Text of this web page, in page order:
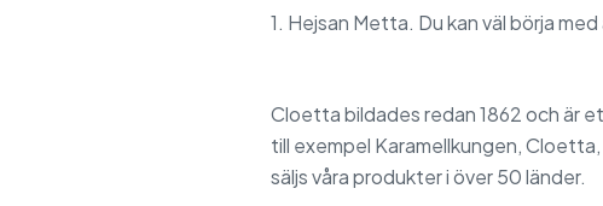
1. Hejsan Metta. Du kan väl börja
Cloetta bildades redan 1862 och är
till exempel Karamellkungen,
säljs våra produkter i över 50 länder.